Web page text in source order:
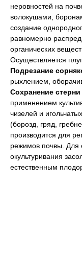
неровностей на
волокушами,
создание
равномерно
органических
Осуществляется
Подрезание
рыхлением,
Сохранение
применением
чизелей и
(борозд, гряд,
производится для
режимов почвы. Для
окультуривания
естественным